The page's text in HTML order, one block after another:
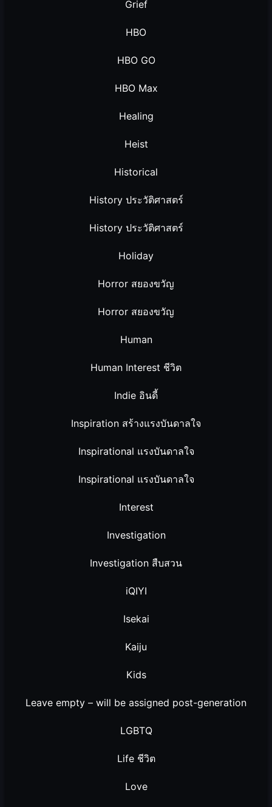
Grief
HBO
HBO GO
HBO Max
Healing
Heist
Historical
History ประวัติศาสตร์
History ประวัติศาสตร์
Holiday
Horror สยองขวัญ
Horror สยองขวัญ
Human
Human Interest ชีวิต
Indie อินดี้
Inspiration สร้างแรงบันดาลใจ
Inspirational แรงบันดาลใจ
Inspirational แรงบันดาลใจ
Interest
Investigation
Investigation สืบสวน
iQIYI
Isekai
Kaiju
Kids
Leave empty – will be assigned post-generation
LGBTQ
Life ชีวิต
Love